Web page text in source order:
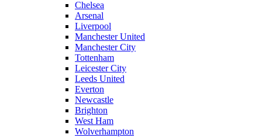
Chelsea
Arsenal
Liverpool
Manchester United
Manchester City
Tottenham
Leicester City
Leeds United
Everton
Newcastle
Brighton
West Ham
Wolverhampton